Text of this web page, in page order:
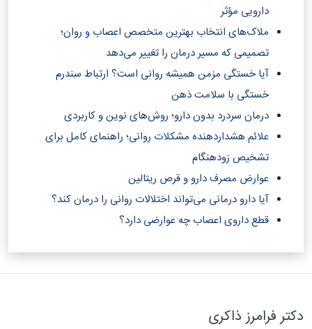
دارویی مؤثر
ملاک‌های انتخاب بهترین متخصص اعصاب و روان؛
تصمیمی که مسیر درمان را تغییر می‌دهد
آیا خستگی مزمن همیشه روانی است؟ ارتباط سندرم
خستگی با سلامت ذهن
درمان سردرد بدون دارو؛ روش‌های نوین و کاربردی
علائم هشداردهنده مشکلات روانی؛ راهنمای کامل برای
تشخیص زودهنگام
عوارض مصرف دارو و قرص ریتالین
آیا دارو درمانی می‌تواند اختلالات روانی را درمان کند؟‎
قطع داروی اعصاب چه عوارضی دارد؟
دکتر فرامرز ذاکری